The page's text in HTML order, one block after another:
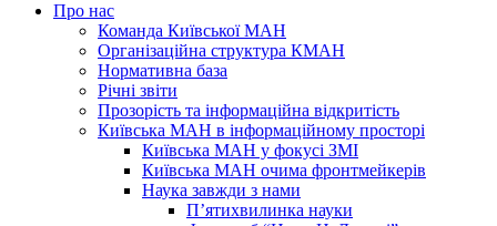
Про нас
Команда Київської МАН
Організаційна структура КМАН
Нормативна база
Річні звіти
Прозорість та інформаційна відкритість
Київська МАН в інформаційному просторі
Київська МАН у фокусі ЗМІ
Київська МАН очима фронтмейкерів
Наука завжди з нами
П’ятихвилинка науки